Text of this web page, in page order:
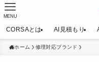
MENU
CORSAとは AI見積もり
ホーム 修理対応ブランド